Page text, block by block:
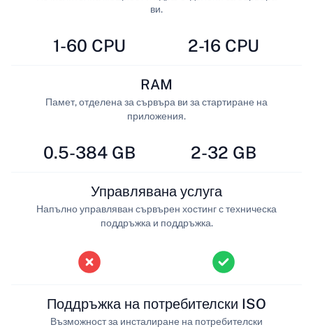
1-60 CPU
ви.
2-16 CPU
0.5-384 GB
RAM
Памет, отделена за сървъра ви за стартиране на
приложения.
2-32 GB
Управлявана услуга
Напълно управляван сървърен хостинг с техническа
поддръжка и поддръжка.
Поддръжка на потребителски ISO
Възможност за инсталиране на потребителски